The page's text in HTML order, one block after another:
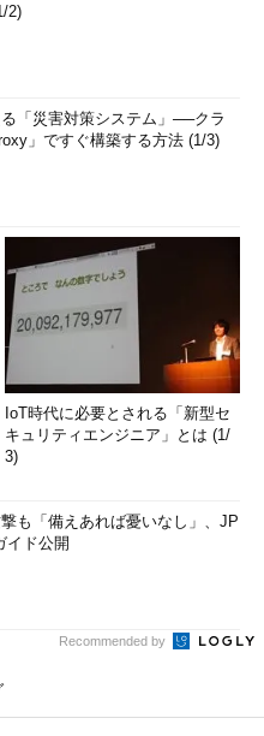
2)
「災害対策システム」──クラ
」ですぐ構築する方法 (1/3)
IoT時代に必要とされる「新型セ
キュリティエンジニア」とは (1/
3)
も「備えあれば憂いなし」、JP
イド公開
Recommended by